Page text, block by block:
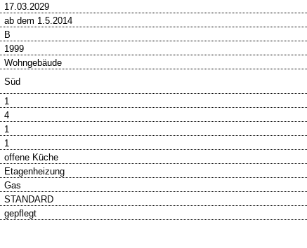
17.03.2029
ab dem 1.5.2014
B
1999
Wohngebäude
Süd
1
4
1
1
offene Küche
Etagenheizung
Gas
STANDARD
gepflegt